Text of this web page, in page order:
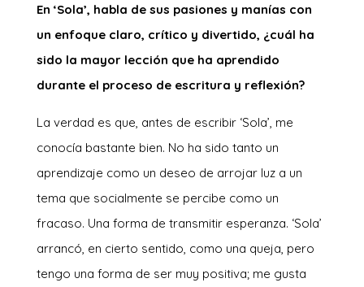
En ‘Sola’, habla de sus pasiones y manías con
un enfoque claro, crítico y divertido, ¿cuál ha
sido la mayor lección que ha aprendido
durante el proceso de escritura y reflexión?
La verdad es que, antes de escribir ‘Sola’, me
conocía bastante bien. No ha sido tanto un
aprendizaje como un deseo de arrojar luz a un
tema que socialmente se percibe como un
fracaso. Una forma de transmitir esperanza. ‘Sola’
arrancó, en cierto sentido, como una queja, pero
tengo una forma de ser muy positiva; me gusta